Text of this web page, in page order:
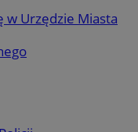
w Urzędzie Miasta